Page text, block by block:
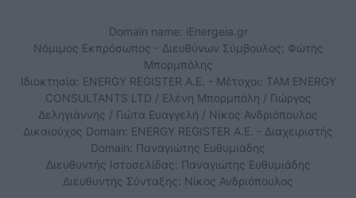
Domain name: iEnergeia.gr
Νόμιμος Εκπρόσωπος - Διευθύνων Σύμβουλος: Φώτης
Μπορμπόλης
Ιδιοκτησία: ENERGY REGISTER Α.Ε. - Μέτοχοι: TAM ENERGY
CONSULTANTS LTD / Ελένη Μπορμπόλη / Γιώργος
Δεληγιάννης / Γιώτα Ευαγγελή / Νίκος Ανδριόπουλος
Δικαιούχος Domain: ENERGY REGISTER Α.Ε. - Διαχειριστής
Domain: Παναγιώτης Ευθυμιάδης
Διευθυντής Ιστοσελίδας: Παναγιώτης Ευθυμιάδης
Διευθυντής Σύνταξης: Νίκος Ανδριόπουλος